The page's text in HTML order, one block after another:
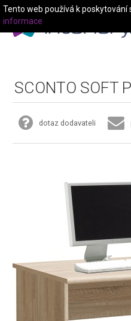
SCONTO SOFT
dotaz dodavateli
Tento web používá k
informace